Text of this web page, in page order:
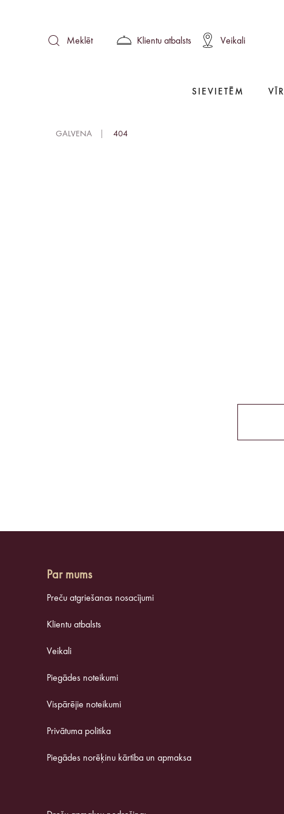
Meklēt Klientu atbalsts Veikali
SIEVIETĒM
GALVENA 404
Par mums
Preču atgriešanas nosacījumi
Klientu atbalsts
Veikali
Piegādes noteikumi
Vispārējie noteikumi
Privātuma politika
Piegādes norēķinu kārtība un apmaksa